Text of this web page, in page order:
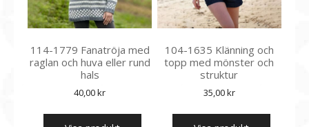
104-1635 Klänning och
topp med mönster och
struktur
35,00kr
114-1779 Fanatröja med
raglan och huva eller rund
hals
40,00kr